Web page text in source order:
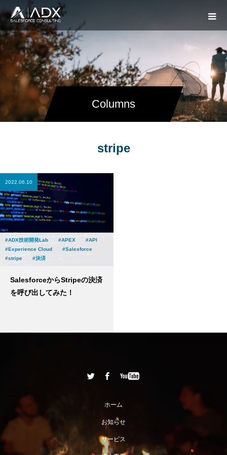
Columns
stripe
2022.06.10
ADX技術開発Lab APEX
API
Experience Cloud
Salesforce
stripe
決済
SalesforceからStripeの決済
を呼び出してみた！
ホーム
お知らせ
サービス